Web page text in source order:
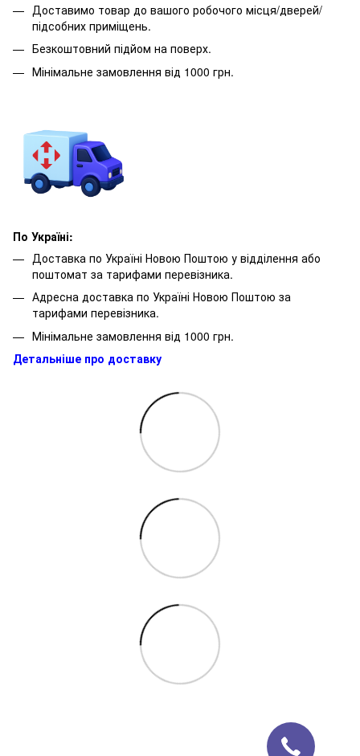
Доставимо товар до вашого робочого місця/дверей/
підсобних приміщень.
Безкоштовний підйом на поверх.
Мінімальне замовлення від 1000 грн.
По Україні:
Доставка по Україні Новою Поштою у відділення або
поштомат за тарифами перевізника.
Адресна доставка по Україні Новою Поштою за
тарифами перевізника.
Мінімальне замовлення від 1000 грн.
Детальніше про доставку